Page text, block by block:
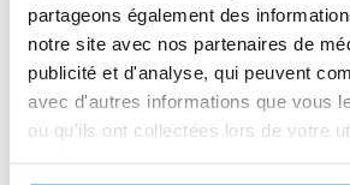
partageons également des
notre site avec nos partenaires de
publicité et d'analyse, qui peuvent
avec d'autres informations que vous
ou qu'ils ont collectées lors de votre
Couleurs:
+13
Voir le produit